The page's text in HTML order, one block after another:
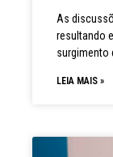
As
resultando
surgimento
LEIA MAIS »